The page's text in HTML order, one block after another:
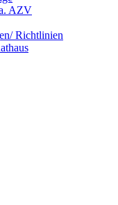
AZV
Richtlinien